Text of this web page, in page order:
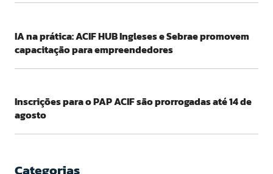
IA na prática: ACIF HUB Ingleses e Sebrae promovem
capacitação para empreendedores
Inscrições para o PAP ACIF são prorrogadas até 14 de
agosto